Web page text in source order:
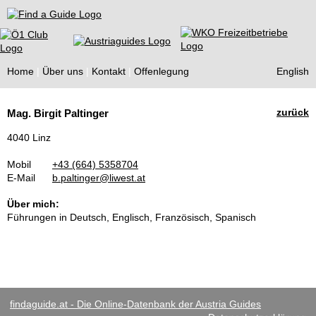
Find a Guide
Home Über uns Kontakt Offenlegung English
Guides
zurück
Mag. Birgit Paltinger
4040 Linz
Mobil
+43 (664) 5358704
E-Mail
b.paltinger@liwest.at
Über mich:
Führungen in Deutsch, Englisch, Französisch, Spanisch
findaguide.at - Die Online-Datenbank der Austria Guides